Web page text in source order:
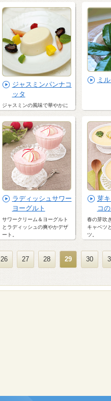
ジャスミンパンナコ
ッタ
ジャスミンの風味で華やかに
ミ
ラディッシュサワー
ヨーグルト
サワークリーム＆ヨーグルト
とラディッシュの爽やかデザ
ート。
芽
コ
春の芽吹
キャベツ
ツ。
26 27 28 29 30